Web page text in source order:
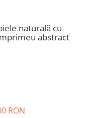
naturală cu
abstract
RON